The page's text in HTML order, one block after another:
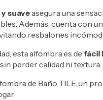
suaveasegura una
Además, cuenta con
resbalones
esta alfombra es de fácil
perder calidad ni textura.
de Baño TILE, un